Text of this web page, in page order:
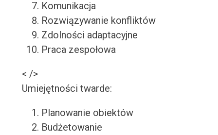
Komunikacja
Rozwiązywanie konfliktów
Zdolności adaptacyjne
Praca zespołowa
< />
Umiejętności twarde:
Planowanie obiektów
Budżetowanie